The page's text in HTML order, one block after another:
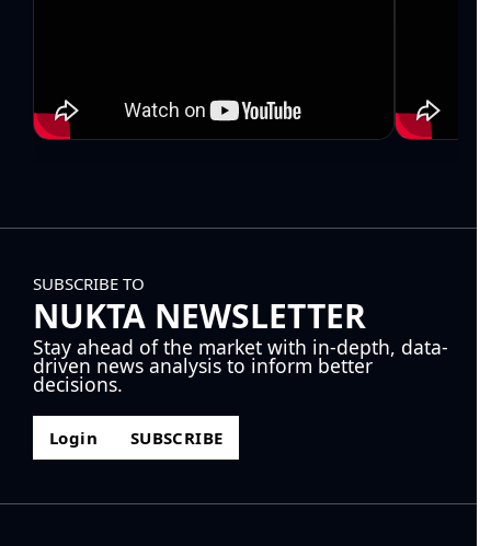
SUBSCRIBE TO
NUKTA NEWSLETTER
Stay ahead of the market with in-depth, data-
driven news analysis to inform better
decisions.
Login SUBSCRIBE